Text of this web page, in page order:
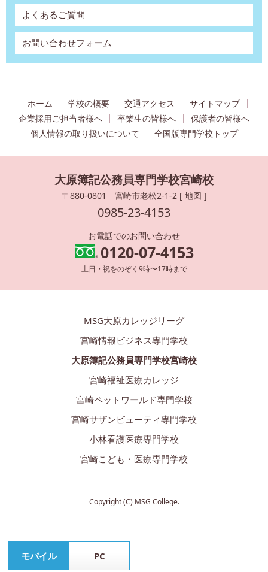
よくあるご質問
お問い合わせフォーム
ホーム 学校の概要 交通アクセス
サイトマップ
企業採用ご担当者様へ
卒業生の皆様へ
保護者の皆様へ
個人情報の取り扱いについて
全国版専門学校トップ
大原簿記公務員専門学校宮崎校
〒880-0801 宮崎市老松2-1-2 [ 地図 ]
0985-23-4153
お電話でのお問い合わせ
0120-07-4153
土日・祝をのぞく9時〜17時まで
MSG大原カレッジリーグ
宮崎情報ビジネス専門学校
大原簿記公務員専門学校宮崎校
宮崎福祉医療カレッジ
宮崎ペットワールド専門学校
宮崎サザンビューティ専門学校
小林看護医療専門学校
宮崎こども・医療専門学校
Copyright (C) MSG College.
モバイル PC